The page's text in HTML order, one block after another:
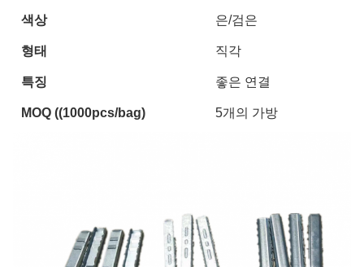
색상 은/검은
형태 직각
특징 좋은 연결
MOQ ((1000pcs/bag) 5개의 가방